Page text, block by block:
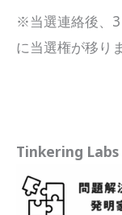
※当選連絡後、
に当選権が移り
Tinkering Labs